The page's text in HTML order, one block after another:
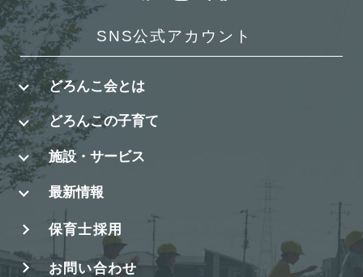
SNS公式アカウント
どろんこ会とは
どろんこの子育て
施設・サービス
最新情報
保育士採用
お問い合わせ